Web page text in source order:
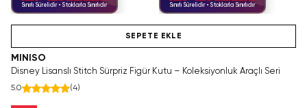
Sınırlı Sürelidir • Stoklarla Sınırlıdır Sınırlı Sürelidir • Stoklarla Sınırlıdır
SEPETE EKLE
MINISO
Disney Lisanslı Stitch Sürpriz Figür Kutu – Koleksiyonluk Araçlı Seri
5.0 (4)